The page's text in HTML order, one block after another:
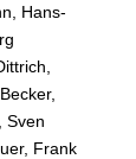
Hans-
Sven
Frank